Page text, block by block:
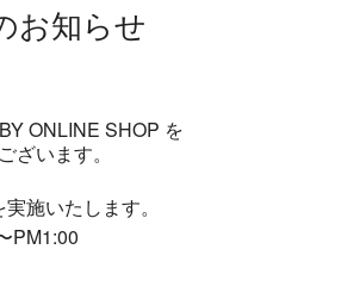
お知らせ
ONLINE SHOP を
ざいます。
施いたします。
PM1:00